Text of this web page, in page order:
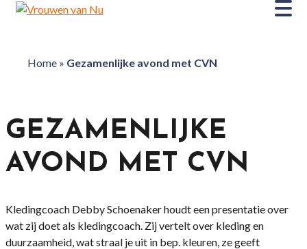
Home» Gezamenlijke avond met CVN
GEZAMENLIJKE
AVOND MET CVN
Kledingcoach Debby Schoenaker houdt een presentatie over
wat zij doet als kledingcoach. Zij vertelt over kleding en
duurzaamheid, wat straal je uit in bep. kleuren, ze geeft